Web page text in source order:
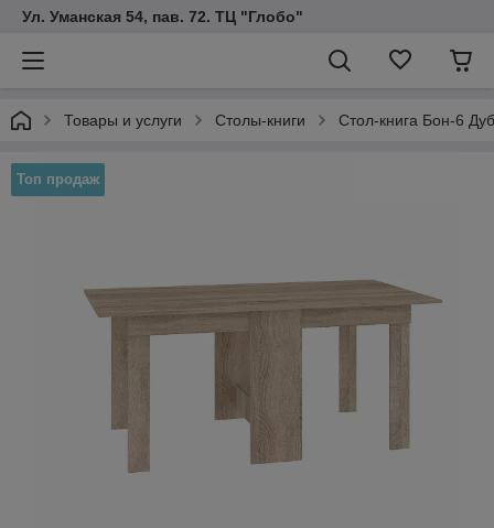
Ул. Уманская 54, пав. 72. ТЦ "Глобо"
Товары и услуги Столы-книги Стол-книга Бон-6
Топ продаж